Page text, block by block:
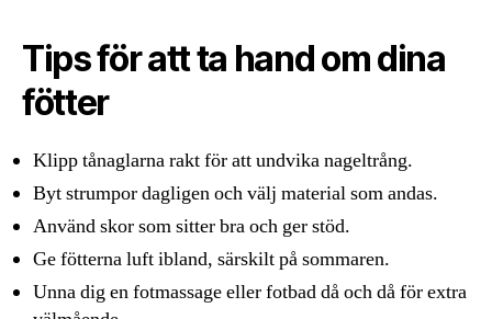
Tips för att ta hand om dina
fötter
Klipp tånaglarna rakt för att undvika nageltrång.
Byt strumpor dagligen och välj material som andas.
Använd skor som sitter bra och ger stöd.
Ge fötterna luft ibland, särskilt på sommaren.
Unna dig en fotmassage eller fotbad då och då för extra